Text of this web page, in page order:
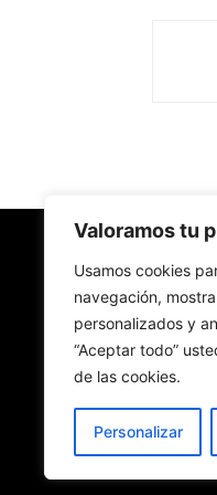
Valoramos tu
Usamos cookies
navegación,
personalizados y
“Aceptar todo”
de las cookies.
Personalizar
Una
-